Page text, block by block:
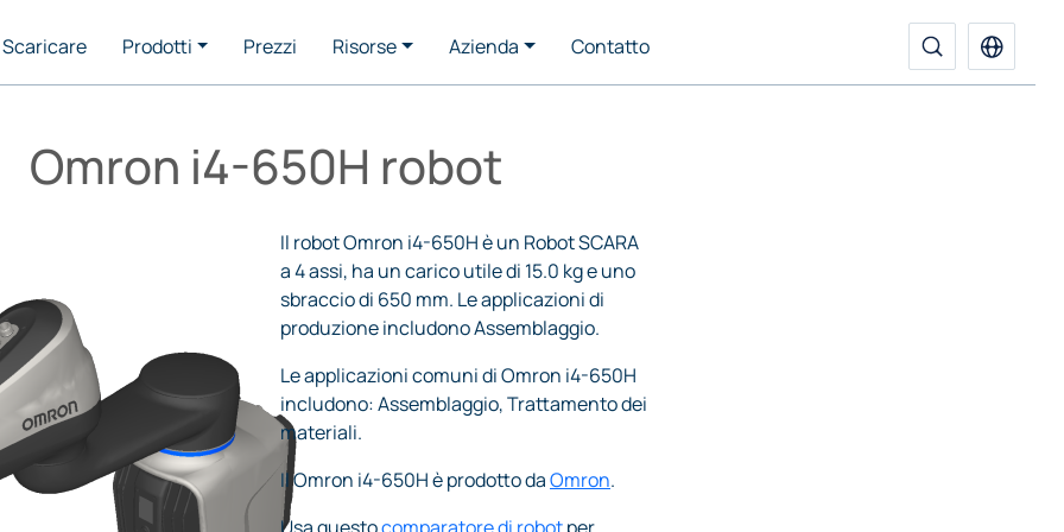
Scaricare Prodotti Prezzi Risorse Azienda Contatto
Omron i4-650H robot
Il robot Omron i4-650H è un Robot SCARA
a 4 assi, ha un carico utile di 15.0 kg e uno
sbraccio di 650 mm. Le applicazioni di
produzione includono Assemblaggio.
Le applicazioni comuni di Omron i4-650H
includono: Assemblaggio, Trattamento dei
materiali.
Il Omron i4-650H è prodotto daOmron.